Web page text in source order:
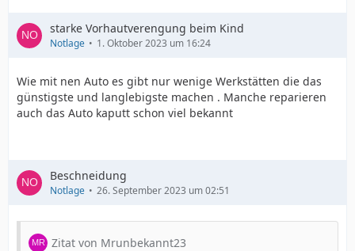
starke Vorhautverengung beim Kind
Notlage 1. Oktober 2023 um 16:24
Wie mit nen Auto es gibt nur wenige Werkstätten die das
günstigste und langlebigste machen . Manche reparieren
auch das Auto kaputt schon viel bekannt
Beschneidung
Notlage 26. September 2023 um 02:51
Zitat von Mrunbekannt23